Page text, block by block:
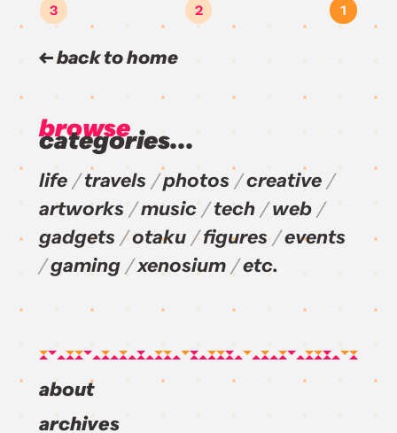
1
2
3
back to home
browse
categories...
life travels photos
creative
artworks
music tech
web
gadgets
otaku figures
events
gaming
xenosium etc.
about
archives